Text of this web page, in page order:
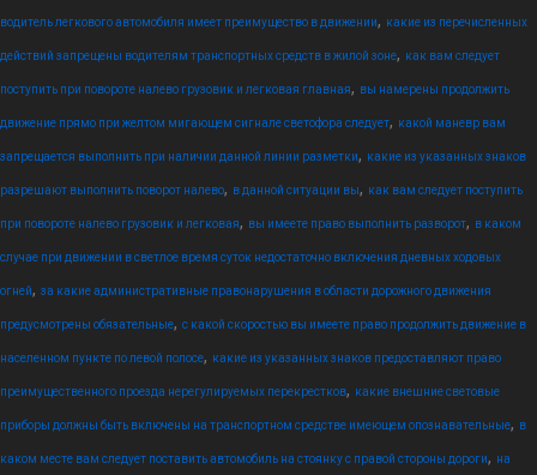
водитель легкового автомобиля имеет преимущество в движении, какие из перечисленных
действий запрещены водителям транспортных средств в жилой зоне, как вам следует
поступить при повороте налево грузовик и легковая главная, вы намерены продолжить
движение прямо при желтом мигающем сигнале светофора следует, какой маневр вам
запрещается выполнить при наличии данной линии разметки, какие из указанных знаков
разрешают выполнить поворот налево, в данной ситуации вы, как вам следует поступить
при повороте налево грузовик и легковая, вы имеете право выполнить разворот, в каком
случае при движении в светлое время суток недостаточно включения дневных ходовых
огней, за какие административные правонарушения в области дорожного движения
предусмотрены обязательные, с какой скоростью вы имеете право продолжить движение в
населенном пункте по левой полосе, какие из указанных знаков предоставляют право
преимущественного проезда нерегулируемых перекрестков, какие внешние световые
приборы должны быть включены на транспортном средстве имеющем опознавательные, в
каком месте вам следует поставить автомобиль на стоянку с правой стороны дороги, на